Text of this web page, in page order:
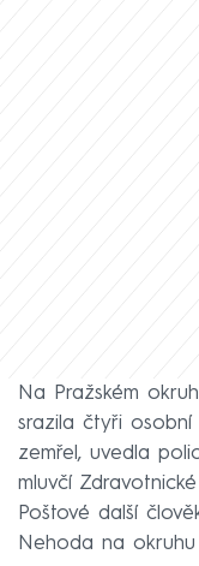
Na Pražském
srazila čtyři osobní
zemřel, uvedla
mluvčí
Poštové další
Nehoda na